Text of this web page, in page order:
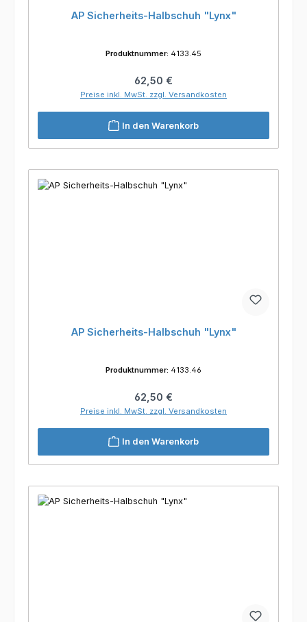
AP Sicherheits-Halbschuh "Lynx"
Produktnummer: 4133.45
Regulärer Preis:
62,50 €
Preise inkl. MwSt. zzgl. Versandkosten
In den Warenkorb
AP Sicherheits-Halbschuh "Lynx"
Produktnummer: 4133.46
Regulärer Preis:
62,50 €
Preise inkl. MwSt. zzgl. Versandkosten
In den Warenkorb